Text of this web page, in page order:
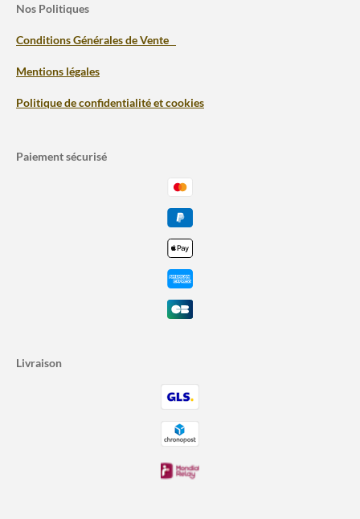
Nos Politiques
Conditions Générales de Vente
Mentions légales
Politique de confidentialité et cookies
Paiement sécurisé
Livraison